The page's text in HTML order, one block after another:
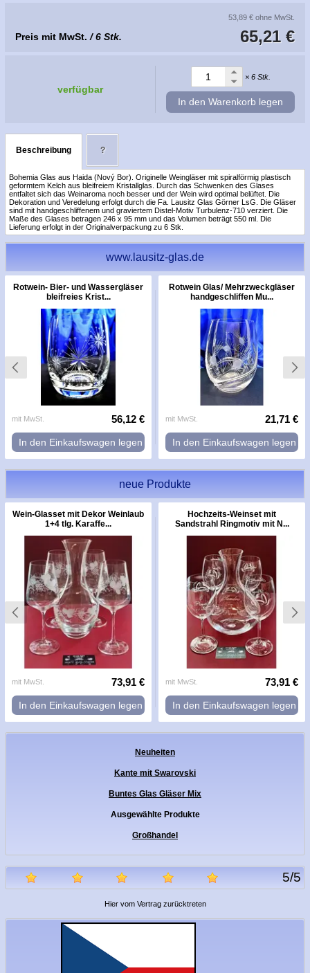
Neuheiten
Kante mit Swarovski
Buntes Glas Gläser Mix
Ausgewählte Produkte
Großhandel
5/5
Hier vom Vertrag zurücktreten
53,89 € ohne MwSt.
65,21 €
Preis mit MwSt. / 6 Stk.
verfügbar
× 6 Stk.
In den Warenkorb legen
Beschreibung ?
Bohemia Glas aus Haida (Nový Bor). Originelle Weingläser mit spiralförmig plastisch
geformtem Kelch aus bleifreiem Kristallglas. Durch das Schwenken des Glases
entfaltet sich das Weinaroma noch besser und der Wein wird optimal belüftet. Die
Dekoration und Veredelung erfolgt durch die Fa. Lausitz Glas Görner LsG. Die Gläser
sind mit handgeschliffenem und graviertem Distel-Motiv Turbulenz-710 verziert. Die
Maße des Glases betragen 246 x 95 mm und das Volumen beträgt 550 ml. Die
Lieferung erfolgt in der Originalverpackung zu 6 Stk.
www.lausitz-glas.de
Rotwein- Bier- und Wassergläser
bleifreies Krist...
mit MwSt. 56,12 €
In den Einkaufswagen legen
Rotwein Glas/ Mehrzweckgläser
handgeschliffen Mu...
mit MwSt. 21,71 €
In den Einkaufswagen legen
neue Produkte
Wein-Glasset mit Dekor Weinlaub
1+4 tlg. Karaffe...
mit MwSt. 73,91 €
In den Einkaufswagen legen
Hochzeits-Weinset mit
Sandstrahl Ringmotiv mit N...
mit MwSt. 73,91 €
In den Einkaufswagen legen